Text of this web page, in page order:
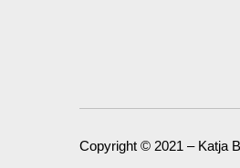
Copyright © 2021 – Katja